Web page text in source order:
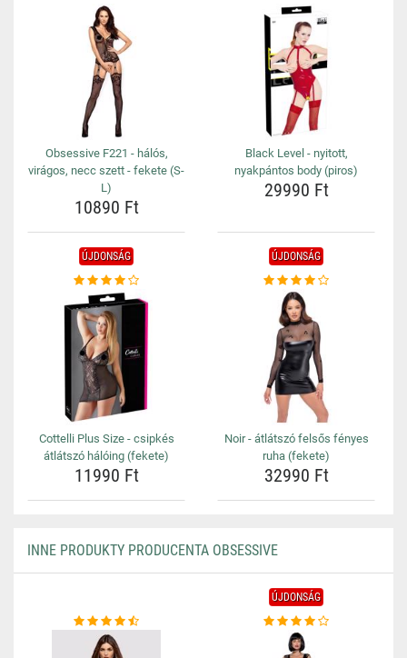
Obsessive F221 - hálós,
virágos, necc szett - fekete (S-
L)
10890 Ft
Black Level - nyitott,
nyakpántos body (piros)
29990 Ft
ÚJDONSÁG
Cottelli Plus Size - csipkés
átlátszó hálóing (fekete)
11990 Ft
ÚJDONSÁG
Noir - átlátszó felsős fényes
ruha (fekete)
32990 Ft
INNE PRODUKTY PRODUCENTA OBSESSIVE
ÚJDONSÁG